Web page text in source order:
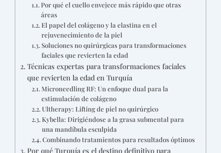
Por qué el cuello envejece más rápido que otras
áreas
El papel del colágeno y la elastina en el
rejuvenecimiento de la piel
Soluciones no quirúrgicas para transformaciones
faciales que revierten la edad
Técnicas expertas para transformaciones faciales
que revierten la edad en Turquía
Microneedling RF: Un enfoque dual para la
estimulación de colágeno
Ultherapy: Lifting de piel no quirúrgico
Kybella: Dirigiéndose a la grasa submental para
una mandíbula esculpida
Combinando tratamientos para resultados óptimos
Por qué Turquía es el destino definitivo para